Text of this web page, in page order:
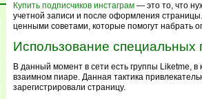
Купить подписчиков инстаграм — это то, что
учетной записи и после оформления
ценными советами, которые помогут набрать
Использование специальных
В данный момент в сети есть группы Liketme,
взаимном пиаре. Данная тактика
зарегистрировали страницу.